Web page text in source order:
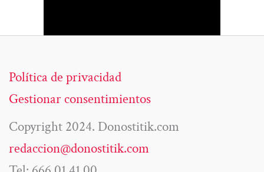
Política de privacidad
Gestionar consentimientos
Copyright 2024. Donostitik.com
redaccion@donostitik.com